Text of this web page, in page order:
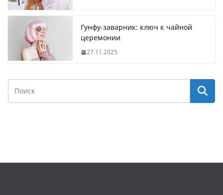
Гунфу-заварник: ключ к чайной
церемонии
27.11.2025